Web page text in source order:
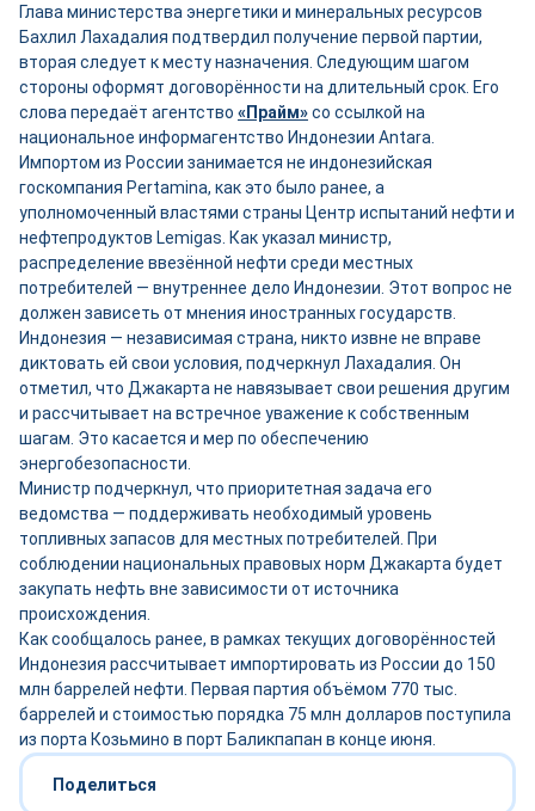
Глава министерства энергетики и минеральных ресурсов
Бахлил Лахадалия подтвердил получение первой партии,
вторая следует к месту назначения. Следующим шагом
стороны оформят договорённости на длительный срок. Его
слова передаёт агентство «Прайм»со ссылкой на
национальное информагентство Индонезии Antara.
Импортом из России занимается не индонезийская
госкомпания Pertamina, как это было ранее, а
уполномоченный властями страны Центр испытаний нефти и
нефтепродуктов Lemigas. Как указал министр,
распределение ввезённой нефти среди местных
потребителей — внутреннее дело Индонезии. Этот вопрос не
должен зависеть от мнения иностранных государств.
Индонезия — независимая страна, никто извне не вправе
диктовать ей свои условия, подчеркнул Лахадалия. Он
отметил, что Джакарта не навязывает свои решения другим
и рассчитывает на встречное уважение к собственным
шагам. Это касается и мер по обеспечению
энергобезопасности.
Министр подчеркнул, что приоритетная задача его
ведомства — поддерживать необходимый уровень
топливных запасов для местных потребителей. При
соблюдении национальных правовых норм Джакарта будет
закупать нефть вне зависимости от источника
происхождения.
Как сообщалось ранее, в рамках текущих договорённостей
Индонезия рассчитывает импортировать из России до 150
млн баррелей нефти. Первая партия объёмом 770 тыс.
баррелей и стоимостью порядка 75 млн долларов поступила
из порта Козьмино в порт Баликпапан в конце июня.
Поделиться